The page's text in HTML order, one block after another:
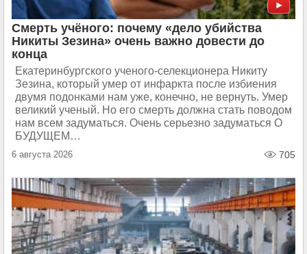
Смерть учёного: почему «дело убийства
Никиты Зезина» очень важно довести до
конца
Екатеринбургского ученого-селекционера Никиту
Зезина, который умер от инфаркта после избиения
двумя подонками нам уже, конечно, не вернуть. Умер
великий ученый. Но его смерть должна стать поводом
нам всем задуматься. Очень серьезно задуматься О
БУДУЩЕМ…
6 августа 2026 705